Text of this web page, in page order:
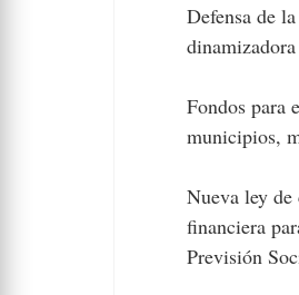
Defensa de
Fondos para
municipios,
Nueva ley
financiera
Previsión